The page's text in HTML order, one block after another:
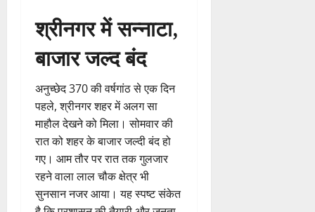
श्रीनगर में सन्नाटा,
बाजार जल्द बंद
अनुच्छेद 370 की वर्षगांठ से एक दिन
पहले, श्रीनगर शहर में अलग सा
माहौल देखने को मिला। सोमवार की
रात को शहर के बाजार जल्दी बंद हो
गए। आम तौर पर रात तक गुलजार
रहने वाला लाल चौक क्षेत्र भी
सुनसान नजर आया। यह स्पष्ट संकेत